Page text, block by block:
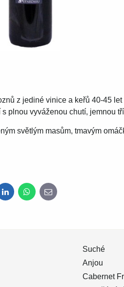
z jediné vinice a keřů 40-45
plnou vyváženou chutí, jemnou
světlým masům, tmavým
LinkedInWhatsApp
E-
mail
Suché
Anjou
Cabernet